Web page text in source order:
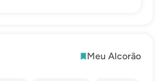
Meu Alcorão